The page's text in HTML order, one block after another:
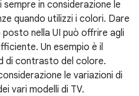
sempre in considerazione le
quando utilizzi i colori. Dare
nella UI può offrire agli
Un esempio è il
di contrasto del colore.
le variazioni di
vari modelli di TV.